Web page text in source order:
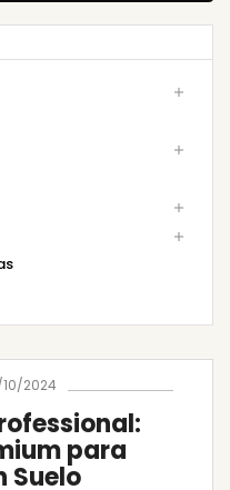




2024
para
Suelo